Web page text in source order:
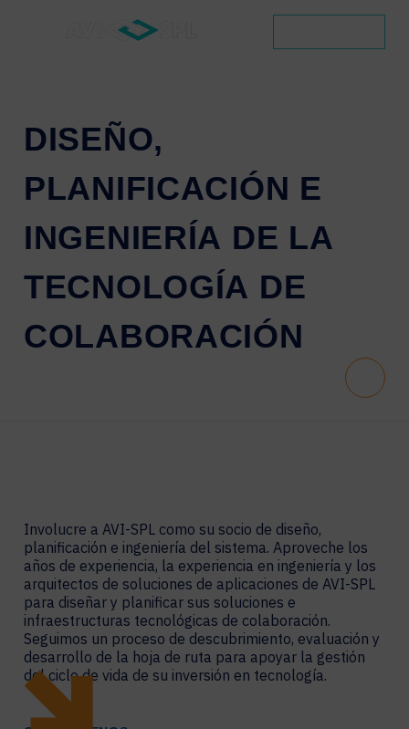
DISEÑO,
PLANIFICACIÓN E
INGENIERÍA DE LA
TECNOLOGÍA DE
COLABORACIÓN
Involucre a AVI-SPL como su socio de diseño,
planificación e ingeniería del sistema. Aproveche los
años de experiencia, la experiencia en ingeniería y los
arquitectos de soluciones de aplicaciones de AVI-SPL
para diseñar y planificar sus soluciones e
infraestructuras tecnológicas de colaboración.
Seguimos un proceso de descubrimiento, evaluación y
desarrollo de la hoja de ruta para apoyar la gestión
del ciclo de vida de su inversión en tecnología.